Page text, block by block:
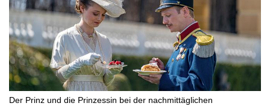
Der Prinz und die Prinzessin bei der nachmittäglichen